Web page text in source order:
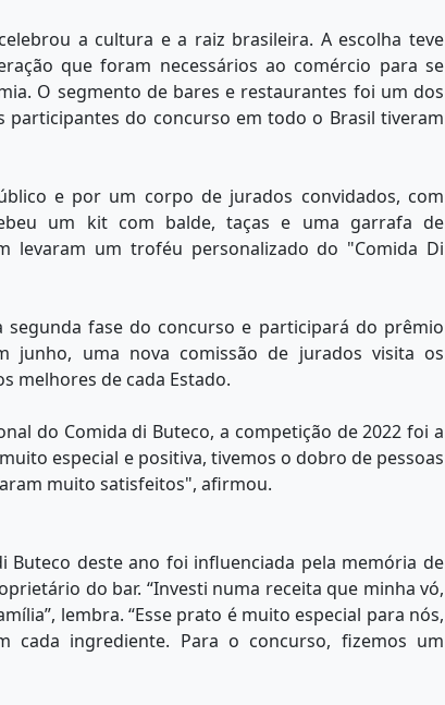
a cultura e a raiz brasileira. A escolha teve
que foram necessários ao comércio para se
O segmento de bares e restaurantes foi um dos
participantes do concurso em todo o Brasil tiveram
e por um corpo de jurados convidados, com
um kit com balde, taças e uma garrafa de
levaram um troféu personalizado do "Comida Di
fase do concurso e participará do prêmio
junho, uma nova comissão de jurados visita os
melhores de cada Estado.
do Comida di Buteco, a competição de 2022 foi a
especial e positiva, tivemos o dobro de pessoas
muito satisfeitos", afirmou.
Buteco deste ano foi influenciada pela memória de
do bar. “Investi numa receita que minha vó,
lembra. “Esse prato é muito especial para nós,
cada ingrediente. Para o concurso, fizemos um